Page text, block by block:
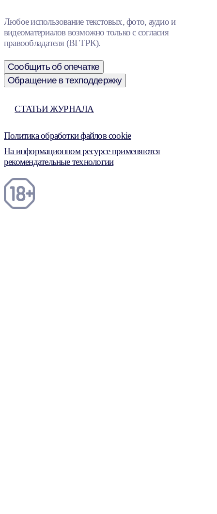
Любое использование текстовых, фото, аудио и
видеоматериалов возможно только с согласия
правообладателя (ВГТРК).
Сообщить об опечатке
Обращение в техподдержку
СТАТЬИ ЖУРНАЛА
Политика обработки файлов cookie
На информационном ресурсе применяются
рекомендательные технологии